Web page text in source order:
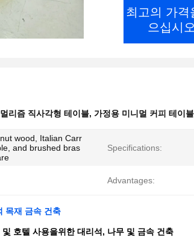
최고의 가격
으십시오
리즘 직사각형 테이블, 가정용 미니멀 커피 테이블
wood, Italian Carr
and brushed bras
Specifications:
Advantages:
목재 금속 건축
호텔 사용을위한 대리석, 나무 및 금속 건축